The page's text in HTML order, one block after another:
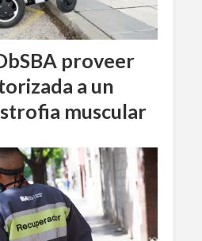
proveer
a un
muscular